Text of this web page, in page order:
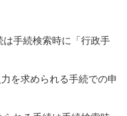
は手続検索時に「行政手
を求められる手続での申